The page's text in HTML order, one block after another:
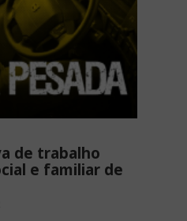
de trabalho
e familiar de